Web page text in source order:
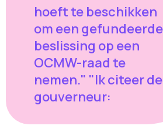
hoeft te beschikken
om een gefundeerde
beslissing op een
OCMW-raad te
nemen." "Ik citeer de
gouverneur: